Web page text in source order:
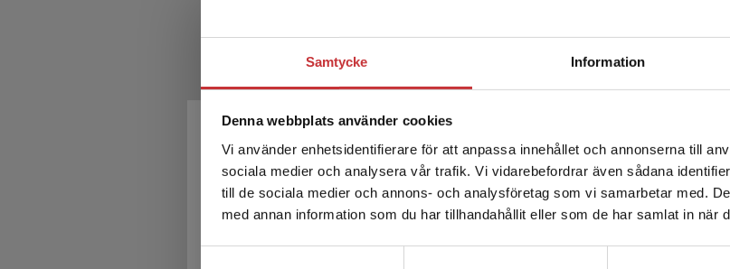
Samtycke Information
Denna webbplats använder cookies
Vi använder enhetsidentifierare för att anpassa innehållet och annonserna till
sociala medier och analysera vår trafik. Vi vidarebefordrar även sådana
till de sociala medier och annons- och analysföretag som vi samarbetar med.
med annan information som du har tillhandahållit eller som de har samlat in när
Begränsad fraktregion
Det verkar som att du besöker
enhet utanför Sverige. Vi erbjuder inte
Sverige. För att kunna slutföra ett köp måste
leveransadressen vara i Sverige.Läs mer
Produkter